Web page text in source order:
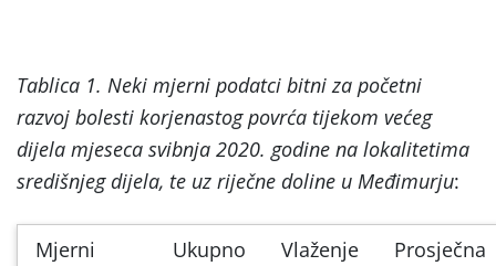
Tablica 1. Neki mjerni podatci bitni za početni
razvoj bolesti korjenastog povrća tijekom većeg
dijela mjeseca svibnja 2020. godine na lokalitetima
središnjeg dijela, te uz riječne doline u Međimurju:
Mjerni
Ukupno
Vlaženje
Prosječna